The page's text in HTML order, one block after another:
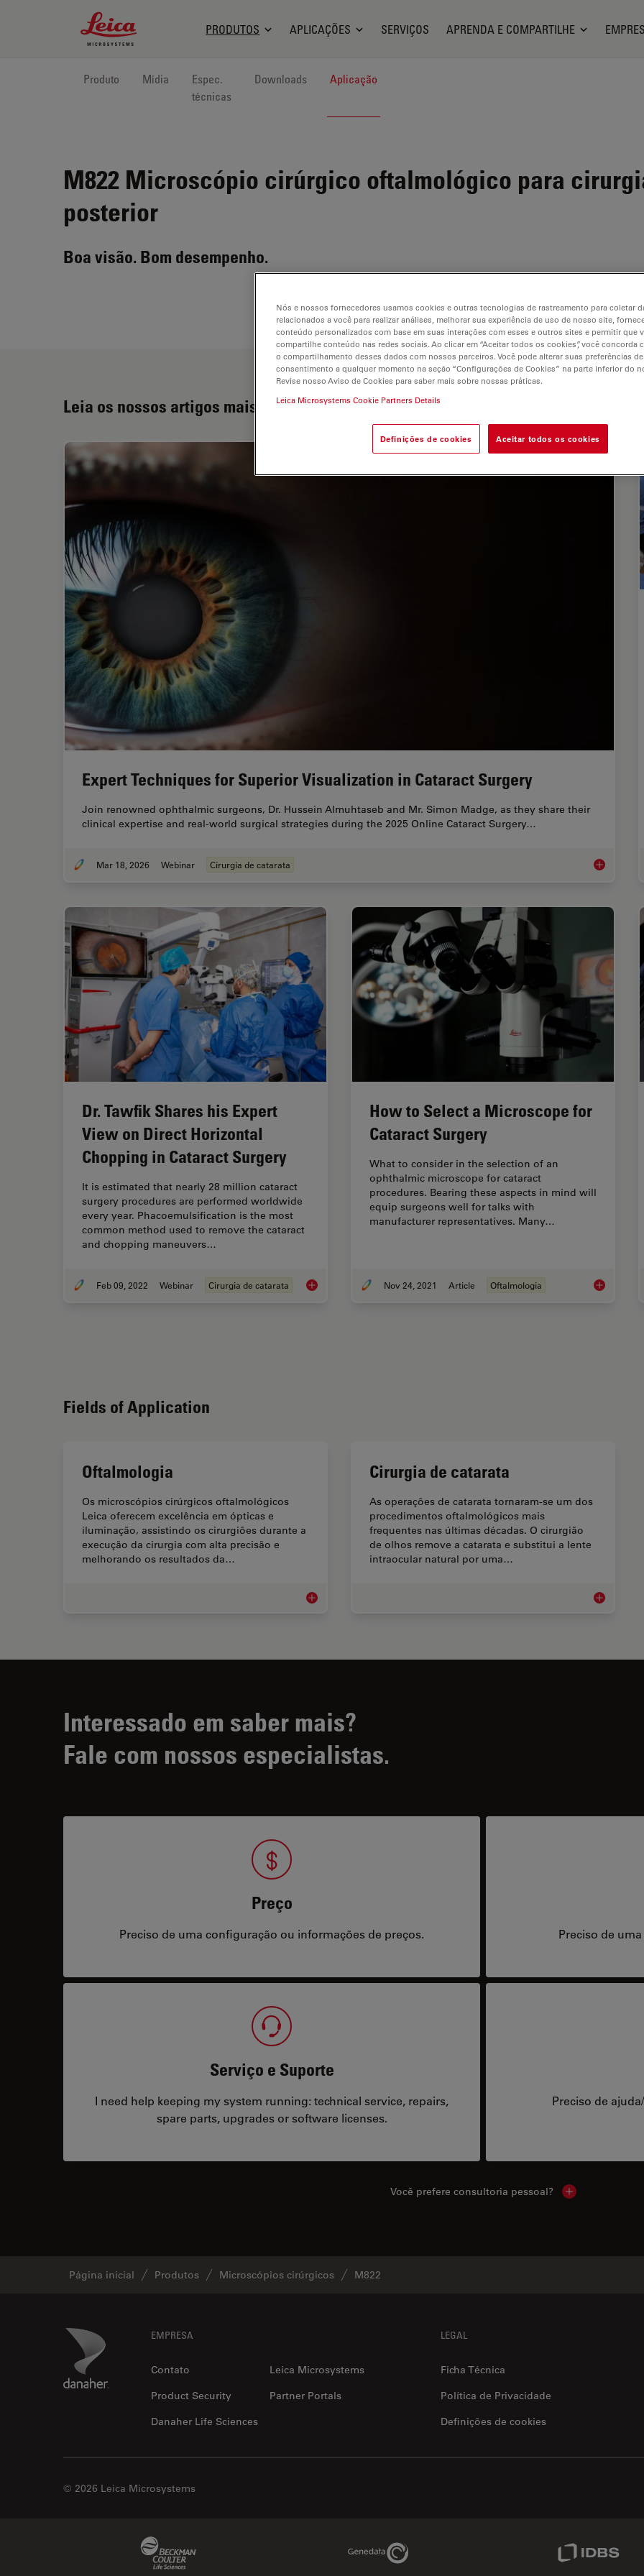
Leica Microsystems Logo
PRODUTOS APLICAÇÕES SERVIÇOS APRENDA E COMPARTILHE
Produto Mídia
Espec.
técnicas
Downloads Aplicação
M822 Microscópio cirúrgico oftalmológico para
posterior
Boa visão. Bom desempenho.
Leia os nossos artigos mais recentes
Expert Techniques for Superior Visualization in Cataract Surgery
Join renowned ophthalmic surgeons, Dr. Hussein Almuhtaseb and Mr. Simon Madge, as they share their
clinical expertise and real-world surgical strategies during the 2025 Online Cataract Surgery…
Mar 18, 2026 Webinar Cirurgia de catarata Expert
Dr. Tawfik Shares his Expert
View on Direct Horizontal
Chopping in Cataract Surgery
It is estimated that nearly 28 million cataract
surgery procedures are performed worldwide
every year. Phacoemulsification is the most
common method used to remove the cataract
and chopping maneuvers…
Feb 09, 2022 Webinar Cirurgia de catarata Dr. Tawfik Shares his Expert View on Direct Horizontal Chopping in Cataract Surgery
How to Select a Microscope for
Cataract Surgery
What to consider in the selection of an
ophthalmic microscope for cataract
procedures. Bearing these aspects in mind will
equip surgeons well for talks with
manufacturer representatives. Many…
Nov 24, 2021 Article Oftalmologia How to
Fields of Application
Oftalmologia
Os microscópios cirúrgicos oftalmológicos
Leica oferecem excelência em ópticas e
iluminação, assistindo os cirurgiões durante a
execução da cirurgia com alta precisão e
melhorando os resultados da…
Oftalmologia
Cirurgia de catarata
As operações de catarata tornaram-se um dos
procedimentos oftalmológicos mais
frequentes nas últimas décadas. O cirurgião
de olhos remove a catarata e substitui a lente
intraocular natural por uma…
Cirurgia de
Interessado em saber mais?
Fale com nossos especialistas.
Preço
Preciso de uma configuração ou informações de preços. Preciso de
Serviço e Suporte
I need help keeping my system running: technical service, repairs,
spare parts, upgrades or software licenses.
Preciso de
Você prefere consultoria pessoal? Show local
Página inicial Produtos Microscópios cirúrgicos M822
Danaher Logo EMPRESA
Contato
Leica Microsystems
Product Security
Partner Portals
Danaher Life Sciences
LEGAL
Ficha Técnica
Política de Privacidade
Definições de cookies
© 2026 Leica Microsystems
Genedata Link IDBS Link
Nós e nossos fornecedores usamos cookies e outras tecnologias de rastreamento para coletar
relacionados a você para realizar análises, melhorar sua experiência de uso de nosso site,
conteúdo personalizados com base em suas interações com esses e outros sites e permitir que
compartilhe conteúdo nas redes sociais. Ao clicar em “Aceitar todos os cookies”, você concorda
o compartilhamento desses dados com nossos parceiros. Você pode alterar suas preferências de
consentimento a qualquer momento na seção “Configurações de Cookies” na parte inferior do
Revise nosso Aviso de Cookies para saber mais sobre nossas práticas.
Leica Microsystems Cookie Partners Details
Definições de cookies Aceitar todos os cookies